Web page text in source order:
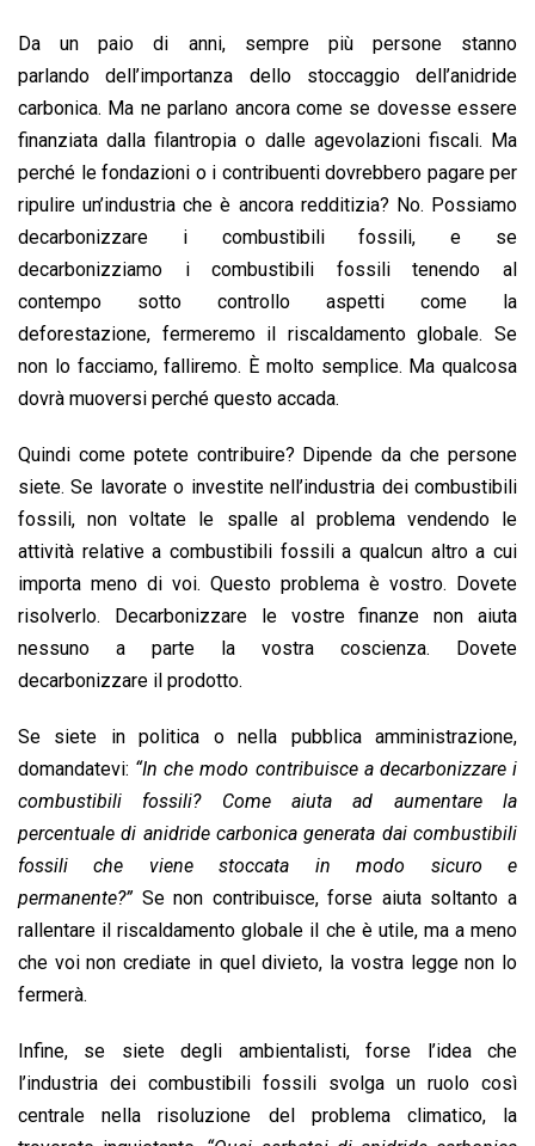
Da un paio di anni, sempre più persone stanno
parlando dell’importanza dello stoccaggio dell’anidride
carbonica. Ma ne parlano ancora come se dovesse essere
finanziata dalla filantropia o dalle agevolazioni fiscali. Ma
perché le fondazioni o i contribuenti dovrebbero pagare per
ripulire un’industria che è ancora redditizia? No. Possiamo
decarbonizzare i combustibili fossili, e se
decarbonizziamo i combustibili fossili tenendo al
contempo sotto controllo aspetti come la
deforestazione, fermeremo il riscaldamento globale. Se
non lo facciamo, falliremo. È molto semplice. Ma qualcosa
dovrà muoversi perché questo accada.
Quindi come potete contribuire? Dipende da che persone
siete. Se lavorate o investite nell’industria dei combustibili
fossili, non voltate le spalle al problema vendendo le
attività relative a combustibili fossili a qualcun altro a cui
importa meno di voi. Questo problema è vostro. Dovete
risolverlo. Decarbonizzare le vostre finanze non aiuta
nessuno a parte la vostra coscienza. Dovete
decarbonizzare il prodotto.
Se siete in politica o nella pubblica amministrazione,
domandatevi: “In che modo contribuisce a decarbonizzare i
combustibili fossili? Come aiuta ad aumentare la
percentuale di anidride carbonica generata dai combustibili
fossili che viene stoccata in modo sicuro e
permanente?” Se non contribuisce, forse aiuta soltanto a
rallentare il riscaldamento globale il che è utile, ma a meno
che voi non crediate in quel divieto, la vostra legge non lo
fermerà.
Infine, se siete degli ambientalisti, forse l’idea che
l’industria dei combustibili fossili svolga un ruolo così
centrale nella risoluzione del problema climatico, la